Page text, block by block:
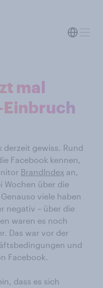
mal
derzeit gewiss. Rund
Facebook kennen,
BrandIndex an,
Wochen über die
viele haben
negativ – über die
waren es noch
Das war vor der
und
Facebook.
dass es sich